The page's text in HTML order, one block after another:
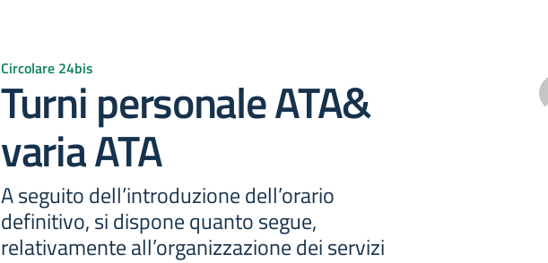
Circolare 24bis
Turni personale ATA&
varia ATA
A seguito dell’introduzione dell’orario
definitivo, si dispone quanto segue,
relativamente all’organizzazione dei servizi